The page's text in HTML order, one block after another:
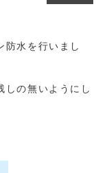
防水を行いまし
しの無いようにし